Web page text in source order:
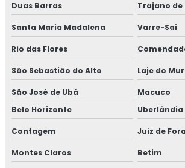
Isolamento térmico de dutos valor
Isolamento térmico de turbinas
Isolamento térmico em fibra cerâmica
Isolamento térmico frio
Isolamento térmico industrial rio de
Isolamento térmico industrial rj
Duas Barras Trajano de
Santa Maria Madalena Varre-Sai
Rio das Flores
São Sebastião do Alto Laje do
São José de Ubá
Macuco
Belo Horizonte
Uberlândia
Contagem Juiz de Fora
Montes Claros Betim